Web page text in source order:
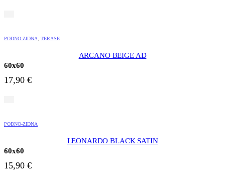
PODNO-ZIDNA TERASE
ARCANO BEIGE AD
60x60
17,90 €
PODNO-ZIDNA
LEONARDO BLACK SATIN
60x60
15,90 €